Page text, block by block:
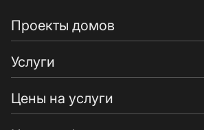
Проекты домов
Услуги
Цены на услуги